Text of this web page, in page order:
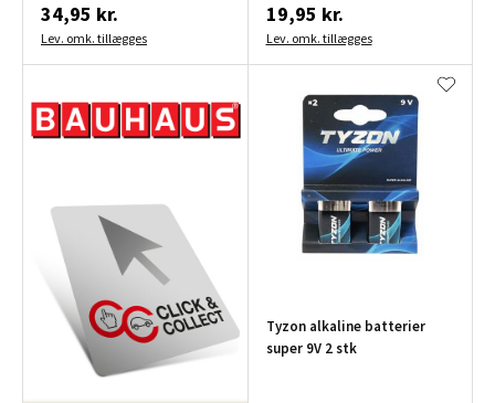
34,95 kr.
Lev. omk. tillægges
19,95 kr.
Lev. omk. tillægges
Tyzon alkaline batterier
super 9V 2 stk